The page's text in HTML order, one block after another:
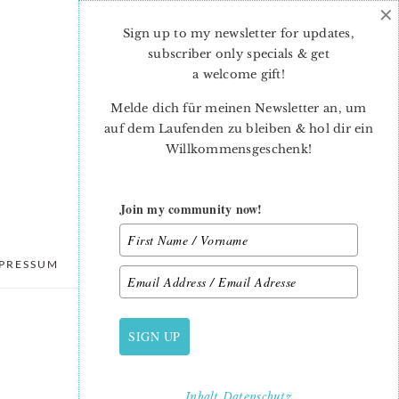
DATENSCHUTZ
PRIMARY
SIDEBAR
Sign up to my newsletter for updates,
subscriber only specials & get
a welcome gift!
Melde dich für meinen Newsletter an, um
auf dem Laufenden zu bleiben & hol dir ein
Willkommensgeschenk!
Join my community now!
SIGN UP
×